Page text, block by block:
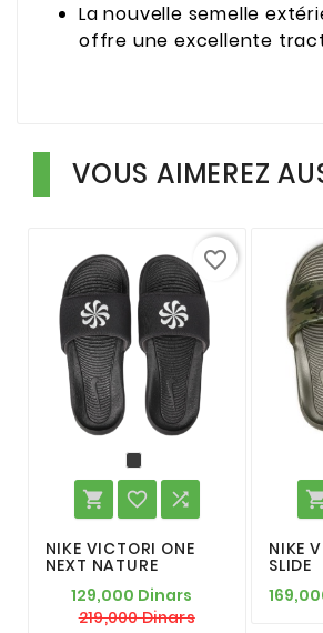
La nouvelle semelle
offre une excellente
VOUS AIMEREZ
  
NIKE VICTORI ONE
NEXT NATURE
129,000 Dinars
219,000 Dinars
favorite_border
NIKE
SLIDE